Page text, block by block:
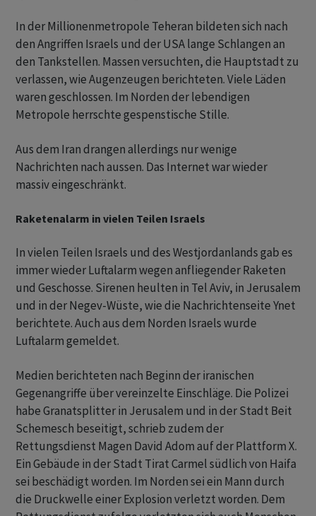
In der Millionenmetropole Teheran bildeten sich nach
den Angriffen Israels und der USA lange Schlangen an
den Tankstellen. Massen versuchten, die Hauptstadt zu
verlassen, wie Augenzeugen berichteten. Viele Läden
waren geschlossen. Im Norden der lebendigen
Metropole herrschte gespenstische Stille.
Aus dem Iran drangen allerdings nur wenige
Nachrichten nach aussen. Das Internet war wieder
massiv eingeschränkt.
Raketenalarm in vielen Teilen Israels
In vielen Teilen Israels und des Westjordanlands gab es
immer wieder Luftalarm wegen anfliegender Raketen
und Geschosse. Sirenen heulten in Tel Aviv, in Jerusalem
und in der Negev-Wüste, wie die Nachrichtenseite Ynet
berichtete. Auch aus dem Norden Israels wurde
Luftalarm gemeldet.
Medien berichteten nach Beginn der iranischen
Gegenangriffe über vereinzelte Einschläge. Die Polizei
habe Granatsplitter in Jerusalem und in der Stadt Beit
Schemesch beseitigt, schrieb zudem der
Rettungsdienst Magen David Adom auf der Plattform X.
Ein Gebäude in der Stadt Tirat Carmel südlich von Haifa
sei beschädigt worden. Im Norden sei ein Mann durch
die Druckwelle einer Explosion verletzt worden. Dem